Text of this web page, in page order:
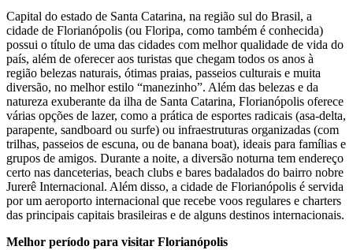
Capital do estado de Santa Catarina, na região sul do Brasil, a
cidade de Florianópolis (ou Floripa, como também é conhecida)
possui o título de uma das cidades com melhor qualidade de vida do
país, além de oferecer aos turistas que chegam todos os anos à
região belezas naturais, ótimas praias, passeios culturais e muita
diversão, no melhor estilo “manezinho”. Além das belezas e da
natureza exuberante da ilha de Santa Catarina, Florianópolis oferece
várias opções de lazer, como a prática de esportes radicais (asa-delta,
parapente, sandboard ou surfe) ou infraestruturas organizadas (com
trilhas, passeios de escuna, ou de banana boat), ideais para famílias e
grupos de amigos. Durante a noite, a diversão noturna tem endereço
certo nas danceterias, beach clubs e bares badalados do bairro nobre
Jurerê Internacional. Além disso, a cidade de Florianópolis é servida
por um aeroporto internacional que recebe voos regulares e charters
das principais capitais brasileiras e de alguns destinos internacionais.
Melhor período para visitar Florianópolis